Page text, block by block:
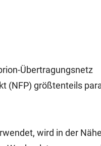
Übertragungsnetz
(NFP) größtenteils
wird in der